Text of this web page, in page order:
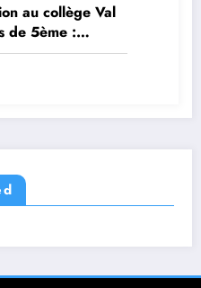
au collège Val
de 5ème :
le 28 septembre